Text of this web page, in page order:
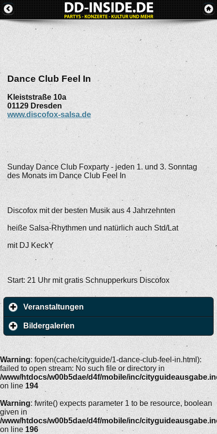
Dance Club Feel In
Kleiststraße 10a
01129 Dresden
www.discofox-salsa.de
Sunday Dance Club Foxparty - jeden 1. und 3. Sonntag
des Monats im Dance Club Feel In
Discofox mit der besten Musik aus 4 Jahrzehnten
heiße Salsa-Rhythmen und natürlich auch Std/Lat
mit DJ KeckY
Start: 21 Uhr mit gratis Schnupperkurs Discofox
Veranstaltungen
Bildergalerien
Warning: fopen(cache/cityguide/1-dance-club-feel-in.html):
failed to open stream: No such file or directory in
/www/htdocs/w00b5dae/d4f/mobile/inc/
on line 194
Warning: fwrite() expects parameter 1 to be resource, boolean
given in
/www/htdocs/w00b5dae/d4f/mobile/inc/
on line 196